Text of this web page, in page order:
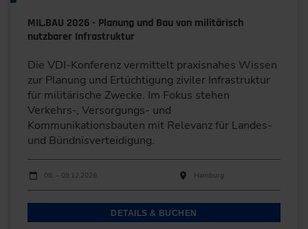
MIL.BAU 2026 - Planung und Bau von militärisch
nutzbarer Infrastruktur
Die VDI-Konferenz vermittelt praxisnahes Wissen
zur Planung und Ertüchtigung ziviler Infrastruktur
für militärische Zwecke. Im Fokus stehen
Verkehrs-, Versorgungs- und
Kommunikationsbauten mit Relevanz für Landes-
und Bündnisverteidigung.
Durchführungen
Veranstaltungsdatum
08. – 09.12.2026 Hamburg
DETAILS & BUCHEN